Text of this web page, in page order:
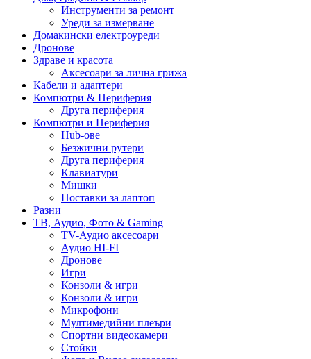
Инструменти за ремонт
Уреди за измерване
Домакински електроуреди
Дронове
Здраве и красота
Аксесоари за лична грижа
Кабели и адаптери
Компютри & Периферия
Друга периферия
Компютри и Периферия
Hub-ове
Безжични рутери
Друга периферия
Клавиатури
Мишки
Поставки за лаптоп
Разни
ТВ, Аудио, Фото & Gaming
TV-Аудио аксесоари
Аудио HI-FI
Дронове
Игри
Конзоли & игри
Конзоли & игри
Микрофони
Мултимедийни плеъри
Спортни видеокамери
Стойки